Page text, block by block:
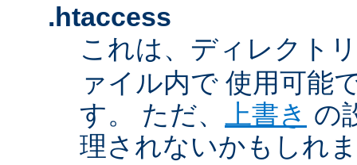
.htaccess
これは、ディレクトリ
ァイル内で 使用可能
す。 ただ、
上書き の
理されないかもしれ